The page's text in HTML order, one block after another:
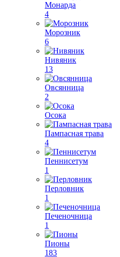
Монарда
4
Морозник
6
Нивяник
13
Овсянница
2
Осока
Пампасная трава
4
Пеннисетум
1
Перловник
1
Печеночница
1
Пионы
183